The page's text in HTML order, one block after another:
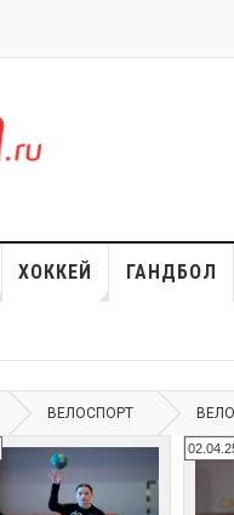
ХОККЕЙ ГАНДБОЛ
ВЕЛОСПОРТ